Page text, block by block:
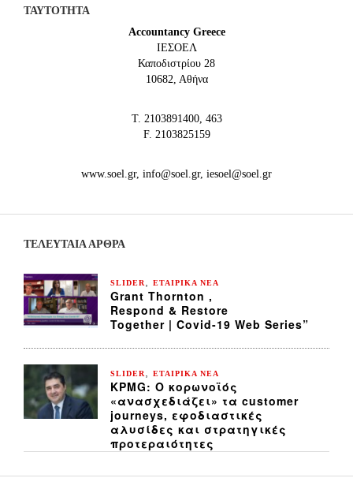
ΤΑΥΤΟΤΗΤΑ
Accountancy Greece
IEΣΟΕΛ
Καποδιστρίου 28
10682, Αθήνα
Τ. 2103891400, 463
F. 2103825159
www.soel.gr, info@soel.gr, iesoel@soel.gr
ΤΕΛΕΥΤΑΙΑ ΆΡΘΡΑ
SLIDER ΕΤΑΙΡΙΚΑ ΝΕΑ
Grant Thornton ,
Respond & Restore
Together | Covid-19 Web Series”
SLIDER ΕΤΑΙΡΙΚΑ ΝΕΑ
KPMG: Ο κορωνοϊός
«ανασχεδιάζει» τα customer
journeys, εφοδιαστικές
αλυσίδες και στρατηγικές
προτεραιότητες